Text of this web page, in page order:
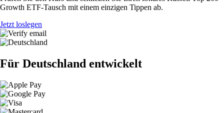
Growth ETF-Tausch mit einem einzigen Tippen ab.
Jetzt loslegen
Für Deutschland entwickelt